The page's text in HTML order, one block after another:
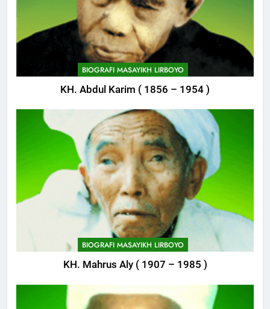
BIOGRAFI MASAYIKH LIRBOYO
KH. Abdul Karim ( 1856 – 1954 )
BIOGRAFI MASAYIKH LIRBOYO
KH. Mahrus Aly ( 1907 – 1985 )
Himasal Semen Sumbang
Pembangunan Kantor Himasal
POJOK LIRBOYO
748
Delegasi MQK Kota Kediri
Menuju Probolinggo
POJOK LIRBOYO
Haflah Akhirussanah, Lirboyo
Gelar Pameran
POJOK LIRBOYO
750
Silaturahi dan Istighosah